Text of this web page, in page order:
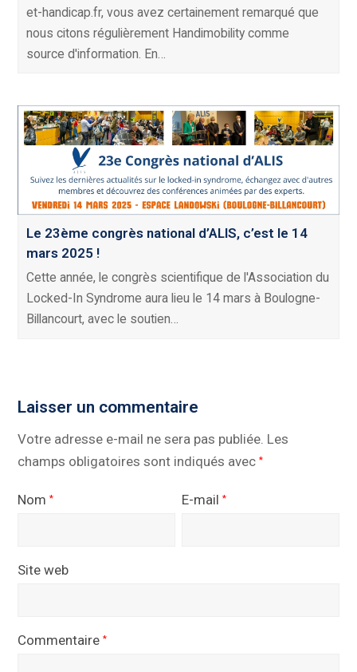
et-handicap.fr, vous avez certainement remarqué que
nous citons régulièrement Handimobility comme
source d'information. En…
Le 23ème congrès national d’ALIS, c’est le 14
mars 2025 !
Cette année, le congrès scientifique de l'Association du
Locked-In Syndrome aura lieu le 14 mars à Boulogne-
Billancourt, avec le soutien…
Laisser un commentaire
Votre adresse e-mail ne sera pas publiée. Les
champs obligatoires sont indiqués avec*
Nom* E-mail*
Site web
Commentaire*